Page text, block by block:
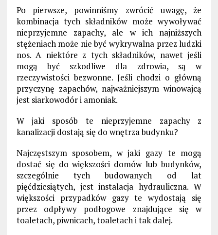
Po pierwsze, powinniśmy zwrócić uwagę, że
kombinacja tych składników może wywoływać
nieprzyjemne zapachy, ale w ich najniższych
stężeniach może nie być wykrywalna przez ludzki
nos. A niektóre z tych składników, nawet jeśli
mogą być szkodliwe dla zdrowia, są w
rzeczywistości bezwonne. Jeśli chodzi o główną
przyczynę zapachów, najważniejszym winowajcą
jest siarkowodór i amoniak.
W jaki sposób te nieprzyjemne zapachy z
kanalizacji dostają się do wnętrza budynku?
Najczęstszym sposobem, w jaki gazy te mogą
dostać się do większości domów lub budynków,
szczególnie tych budowanych od lat
pięćdziesiątych, jest instalacja hydrauliczna. W
większości przypadków gazy te wydostają się
przez odpływy podłogowe znajdujące się w
toaletach, piwnicach, toaletach i tak dalej.